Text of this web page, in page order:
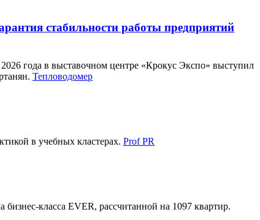
стабильности работы предприятий
года в выставочном центре «Крокус Экспо» выступил
Тепловодомер
в учебных кластерах. Prof PR
класса EVER, рассчитанной на 1097 квартир.